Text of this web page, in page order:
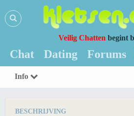
Veilig Chatten begint
Chat Dating Forums
Info
BESCHRIJVING